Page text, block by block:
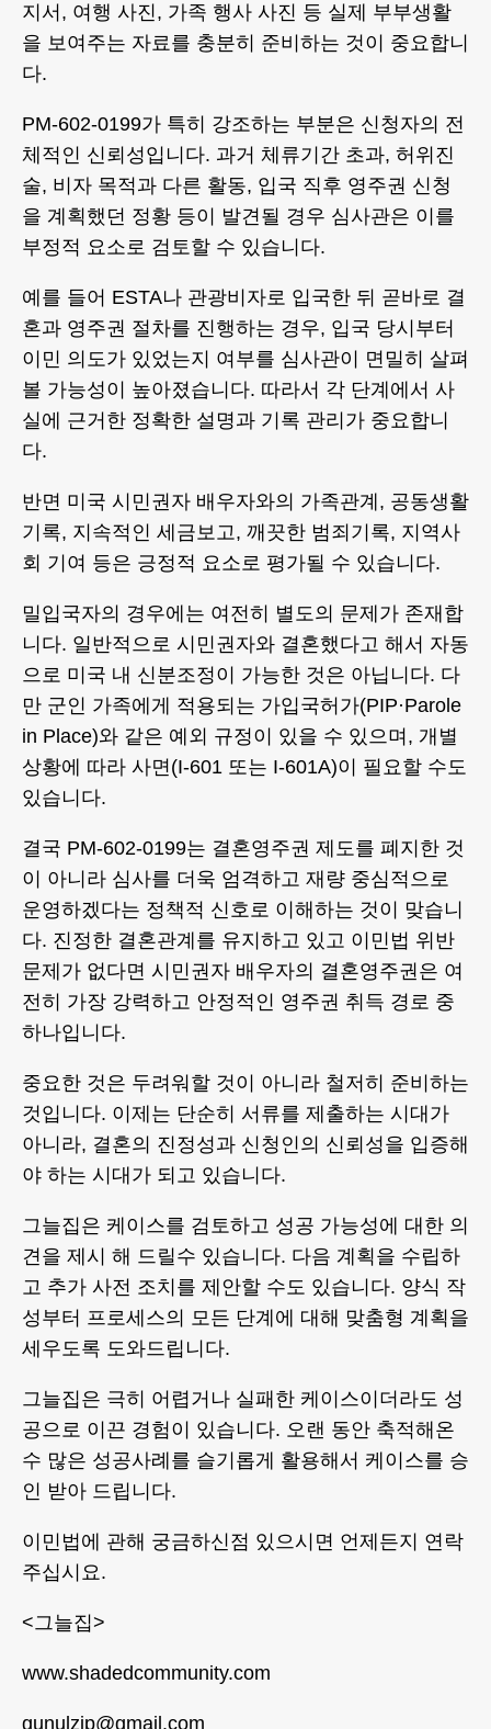
지서, 여행 사진, 가족 행사 사진 등 실제 부부생활
을 보여주는 자료를 충분히 준비하는 것이 중요합니
다.
PM-602-0199가 특히 강조하는 부분은 신청자의 전
체적인 신뢰성입니다. 과거 체류기간 초과, 허위진
술, 비자 목적과 다른 활동, 입국 직후 영주권 신청
을 계획했던 정황 등이 발견될 경우 심사관은 이를
부정적 요소로 검토할 수 있습니다.
예를 들어 ESTA나 관광비자로 입국한 뒤 곧바로 결
혼과 영주권 절차를 진행하는 경우, 입국 당시부터
이민 의도가 있었는지 여부를 심사관이 면밀히 살펴
볼 가능성이 높아졌습니다. 따라서 각 단계에서 사
실에 근거한 정확한 설명과 기록 관리가 중요합니
다.
반면 미국 시민권자 배우자와의 가족관계, 공동생활
기록, 지속적인 세금보고, 깨끗한 범죄기록, 지역사
회 기여 등은 긍정적 요소로 평가될 수 있습니다.
밀입국자의 경우에는 여전히 별도의 문제가 존재합
니다. 일반적으로 시민권자와 결혼했다고 해서 자동
으로 미국 내 신분조정이 가능한 것은 아닙니다. 다
만 군인 가족에게 적용되는 가입국허가(PIP·Parole
in Place)와 같은 예외 규정이 있을 수 있으며, 개별
상황에 따라 사면(I-601 또는 I-601A)이 필요할 수도
있습니다.
결국 PM-602-0199는 결혼영주권 제도를 폐지한 것
이 아니라 심사를 더욱 엄격하고 재량 중심적으로
운영하겠다는 정책적 신호로 이해하는 것이 맞습니
다. 진정한 결혼관계를 유지하고 있고 이민법 위반
문제가 없다면 시민권자 배우자의 결혼영주권은 여
전히 가장 강력하고 안정적인 영주권 취득 경로 중
하나입니다.
중요한 것은 두려워할 것이 아니라 철저히 준비하는
것입니다. 이제는 단순히 서류를 제출하는 시대가
아니라, 결혼의 진정성과 신청인의 신뢰성을 입증해
야 하는 시대가 되고 있습니다.
그늘집은 케이스를 검토하고 성공 가능성에 대한 의
견을 제시 해 드릴수 있습니다. 다음 계획을 수립하
고 추가 사전 조치를 제안할 수도 있습니다. 양식 작
성부터 프로세스의 모든 단계에 대해 맞춤형 계획을
세우도록 도와드립니다.
그늘집은 극히 어렵거나 실패한 케이스이더라도 성
공으로 이끈 경험이 있습니다. 오랜 동안 축적해온
수 많은 성공사례를 슬기롭게 활용해서 케이스를 승
인 받아 드립니다.
이민법에 관해 궁금하신점 있으시면 언제든지 연락
주십시요.
<그늘집>
www.shadedcommunity.com
gunulzip@gmail.com